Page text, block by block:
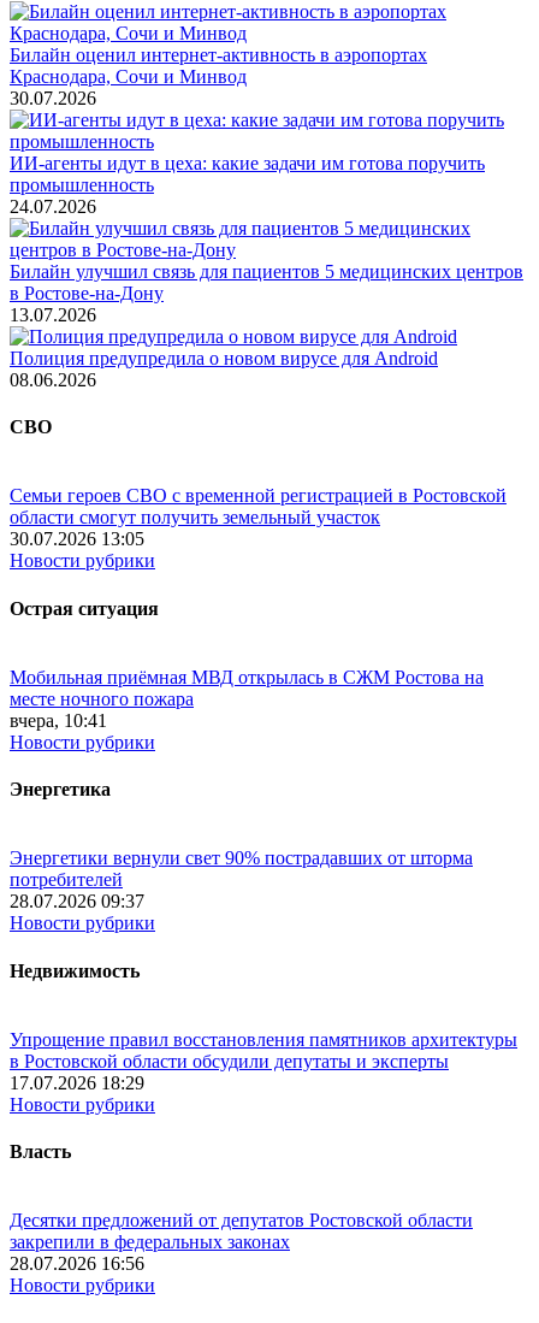
Билайн оценил интернет-активность в аэропортах
Краснодара, Сочи и Минвод
30.07.2026
ИИ-агенты идут в цеха: какие задачи им готова поручить
промышленность
24.07.2026
Билайн улучшил связь для пациентов 5 медицинских центров
в Ростове-на-Дону
13.07.2026
Полиция предупредила о новом вирусе для Android
08.06.2026
СВО
Семьи героев СВО с временной регистрацией в Ростовской
области смогут получить земельный участок
30.07.2026 13:05
Новости рубрики
Острая ситуация
Мобильная приёмная МВД открылась в СЖМ Ростова на
месте ночного пожара
вчера, 10:41
Новости рубрики
Энергетика
Энергетики вернули свет 90% пострадавших от шторма
потребителей
28.07.2026 09:37
Новости рубрики
Недвижимость
Упрощение правил восстановления памятников архитектуры
в Ростовской области обсудили депутаты и эксперты
17.07.2026 18:29
Новости рубрики
Власть
Десятки предложений от депутатов Ростовской области
закрепили в федеральных законах
28.07.2026 16:56
Новости рубрики